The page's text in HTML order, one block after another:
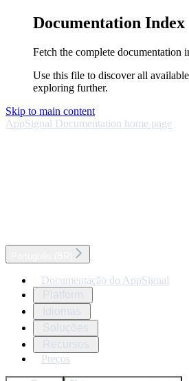
Documentation Index
Fetch the complete documentation
Use this file to discover all
exploring further.
Skip to main content
AppSignal Documentation home page
Documentação do AppSignal
Preços